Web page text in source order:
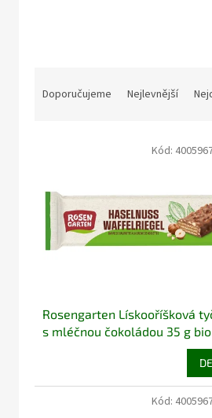
Doporučujeme Nejlevnější
Rosengarten Lískooříšková
s mléčnou čokoládou 35 g bio
Kód:
Kód: